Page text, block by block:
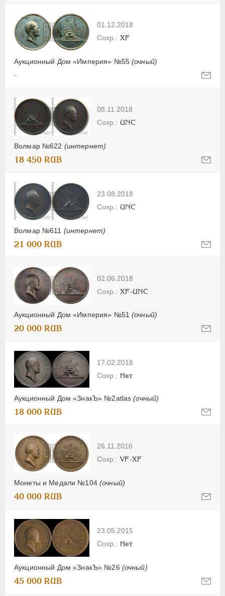
01.12.2018
Аукционный Дом «Империя» №55(очный)
XF
-
08.11.2018
Волмар №622 (интернет)
UNC
18 450 RUB
23.08.2018
Волмар №611 (интернет)
UNC
21 000 RUB
02.06.2018
Аукционный Дом «Империя» №51(очный)
XF-UNC
20 000 RUB
17.02.2018
Аукционный Дом «ЗнакЪ» №2atlas(очный)
Нет
18 000 RUB
26.11.2016
Монеты и Медали №104 (очный)
VF-XF
40 000 RUB
23.05.2015
Аукционный Дом «ЗнакЪ» №26 (очный)
Нет
45 000 RUB